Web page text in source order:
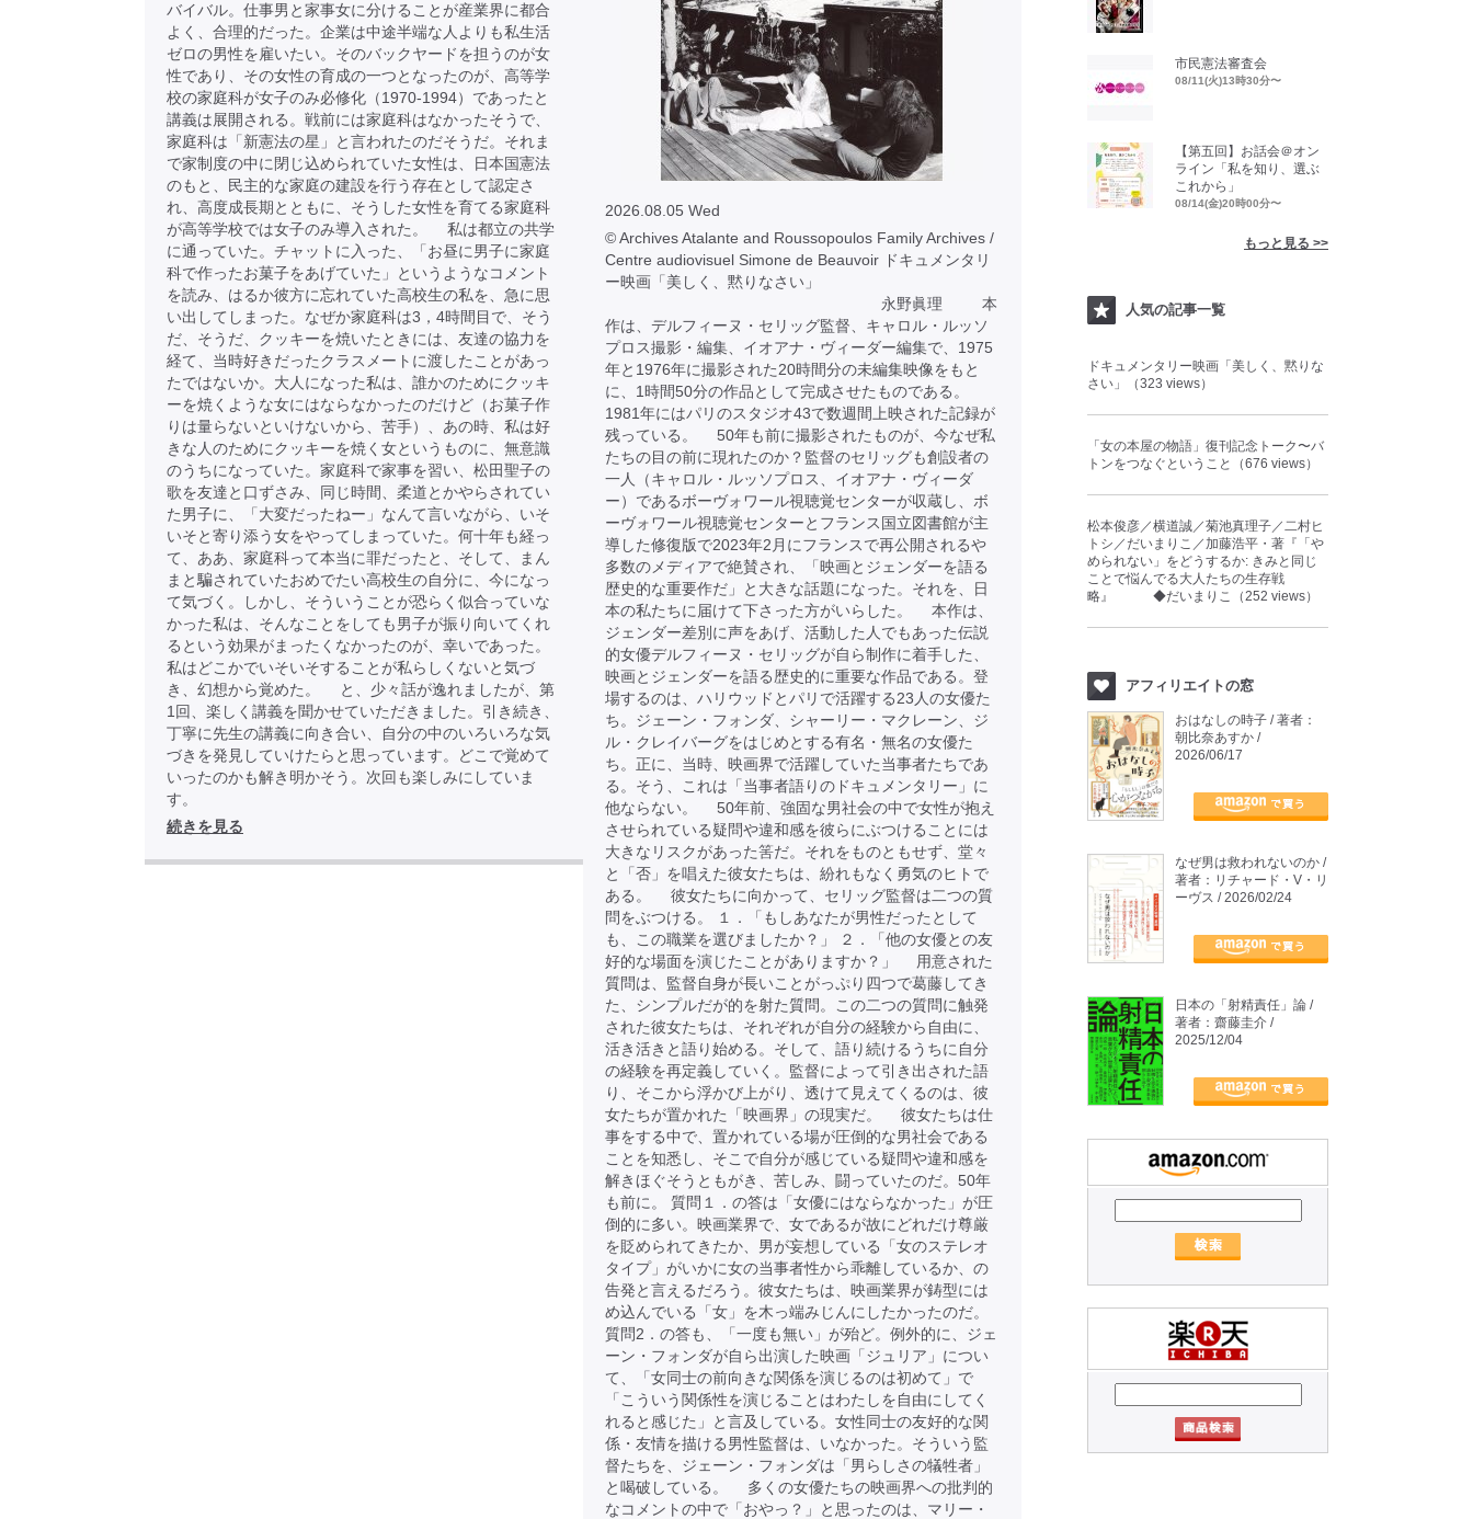
バイバル。仕事男と家事女に分けることが産業界に都合
よく、合理的だった。企業は中途半端な人よりも私生活
ゼロの男性を雇いたい。そのバックヤードを担うのが女
性であり、その女性の育成の一つとなったのが、高等学
校の家庭科が女子のみ必修化（1970-1994）であったと
講義は展開される。戦前には家庭科はなかったそうで、
家庭科は「新憲法の星」と言われたのだそうだ。それま
で家制度の中に閉じ込められていた女性は、日本国憲法
のもと、民主的な家庭の建設を行う存在として認定さ
れ、高度成長期とともに、そうした女性を育てる家庭科
が高等学校では女子のみ導入された。 私は都立の共学
に通っていた。チャットに入った、「お昼に男子に家庭
科で作ったお菓子をあげていた」というようなコメント
を読み、はるか彼方に忘れていた高校生の私を、急に思
い出してしまった。なぜか家庭科は3，4時間目で、そう
だ、そうだ、クッキーを焼いたときには、友達の協力を
経て、当時好きだったクラスメートに渡したことがあっ
たではないか。大人になった私は、誰かのためにクッキ
ーを焼くような女にはならなかったのだけど（お菓子作
りは量らないといけないから、苦手）、あの時、私は好
きな人のためにクッキーを焼く女というものに、無意識
のうちになっていた。家庭科で家事を習い、松田聖子の
歌を友達と口ずさみ、同じ時間、柔道とかやらされてい
た男子に、「大変だったねー」なんて言いながら、いそ
いそと寄り添う女をやってしまっていた。何十年も経っ
て、ああ、家庭科って本当に罪だったと、そして、まん
まと騙されていたおめでたい高校生の自分に、今になっ
て気づく。しかし、そういうことが恐らく似合っていな
かった私は、そんなことをしても男子が振り向いてくれ
るという効果がまったくなかったのが、幸いであった。
私はどこかでいそいそすることが私らしくないと気づ
き、幻想から覚めた。 と、少々話が逸れましたが、第
1回、楽しく講義を聞かせていただきました。引き続き、
丁寧に先生の講義に向き合い、自分の中のいろいろな気
づきを発見していけたらと思っています。どこで覚めて
いったのかも解き明かそう。次回も楽しみにしていま
す。
続きを見る
2026.08.05 Wed
© Archives Atalante and Roussopoulos Family Archives /
Centre audiovisuel Simone de Beauvoir ドキュメンタリ
ー映画「美しく、黙りなさい」
永野眞理 本
作は、デルフィーヌ・セリッグ監督、キャロル・ルッソ
プロス撮影・編集、イオアナ・ヴィーダー編集で、1975
年と1976年に撮影された20時間分の未編集映像をもと
に、1時間50分の作品として完成させたものである。
1981年にはパリのスタジオ43で数週間上映された記録が
残っている。 50年も前に撮影されたものが、今なぜ私
たちの目の前に現れたのか？監督のセリッグも創設者の
一人（キャロル・ルッソプロス、イオアナ・ヴィーダ
ー）であるボーヴォワール視聴覚センターが収蔵し、ボ
ーヴォワール視聴覚センターとフランス国立図書館が主
導した修復版で2023年2月にフランスで再公開されるや
多数のメディアで絶賛され、「映画とジェンダーを語る
歴史的な重要作だ」と大きな話題になった。それを、日
本の私たちに届けて下さった方がいらした。 本作は、
ジェンダー差別に声をあげ、活動した人でもあった伝説
的女優デルフィーヌ・セリッグが自ら制作に着手した、
映画とジェンダーを語る歴史的に重要な作品である。登
場するのは、ハリウッドとパリで活躍する23人の女優た
ち。ジェーン・フォンダ、シャーリー・マクレーン、ジ
ル・クレイバーグをはじめとする有名・無名の女優た
ち。正に、当時、映画界で活躍していた当事者たちであ
る。そう、これは「当事者語りのドキュメンタリー」に
他ならない。 50年前、強固な男社会の中で女性が抱え
させられている疑問や違和感を彼らにぶつけることには
大きなリスクがあった筈だ。それをものともせず、堂々
と「否」を唱えた彼女たちは、紛れもなく勇気のヒトで
ある。 彼女たちに向かって、セリッグ監督は二つの質
問をぶつける。 １．「もしあなたが男性だったとして
も、この職業を選びましたか？」 ２．「他の女優との友
好的な場面を演じたことがありますか？」 用意された
質問は、監督自身が長いことがっぷり四つで葛藤してき
た、シンプルだが的を射た質問。この二つの質問に触発
された彼女たちは、それぞれが自分の経験から自由に、
活き活きと語り始める。そして、語り続けるうちに自分
の経験を再定義していく。監督によって引き出された語
り、そこから浮かび上がり、透けて見えてくるのは、彼
女たちが置かれた「映画界」の現実だ。 彼女たちは仕
事をする中で、置かれている場が圧倒的な男社会である
ことを知悉し、そこで自分が感じている疑問や違和感を
解きほぐそうともがき、苦しみ、闘っていたのだ。50年
も前に。 質問１．の答は「女優にはならなかった」が圧
倒的に多い。映画業界で、女であるが故にどれだけ尊厳
を貶められてきたか、男が妄想している「女のステレオ
タイプ」がいかに女の当事者性から乖離しているか、の
告発と言えるだろう。彼女たちは、映画業界が鋳型には
め込んでいる「女」を木っ端みじんにしたかったのだ。
質問2．の答も、「一度も無い」が殆ど。例外的に、ジェ
ーン・フォンダが自ら出演した映画「ジュリア」につい
て、「女同士の前向きな関係を演じるのは初めて」で
「こういう関係性を演じることはわたしを自由にしてく
れると感じた」と言及している。女性同士の友好的な関
係・友情を描ける男性監督は、いなかった。そういう監
督たちを、ジェーン・フォンダは「男らしさの犠牲者」
と喝破している。 多くの女優たちの映画界への批判的
なコメントの中で「おやっ？」と思ったのは、マリー・
市民憲法審査会
08/11(火)13時30分〜
【第五回】お話会＠オン
ライン「私を知り、選ぶ
これから」
08/14(金)20時00分〜
もっと見る >>
人気の記事一覧
ドキュメンタリー映画「美しく、黙りな
さい」（323 views）
「女の本屋の物語」復刊記念トーク〜バ
トンをつなぐということ（676 views）
松本俊彦／横道誠／菊池真理子／二村ヒ
トシ／だいまりこ／加藤浩平・著『「や
められない」をどうするか: きみと同じ
ことで悩んでる大人たちの生存戦
略』 ◆だいまりこ（252 views）
アフィリエイトの窓
おはなしの時子 / 著者：
朝比奈あすか /
2026/06/17
なぜ男は救われないのか /
著者：リチャード・V・リ
ーヴス / 2026/02/24
日本の「射精責任」論 /
著者：齋藤圭介 /
2025/12/04